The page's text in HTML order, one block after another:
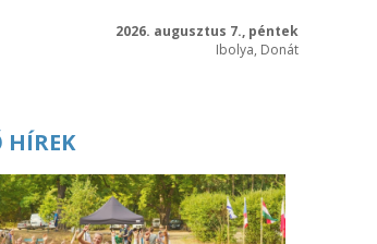
2026. augusztus 7., péntek
Ibolya, Donát
HÍREK